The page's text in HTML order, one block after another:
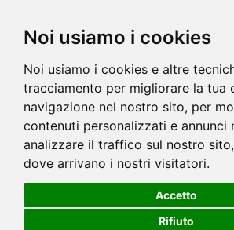
Noi usiamo i cookies
Noi usiamo i cookies e altre
tracciamento per migliorare la tua
navigazione nel nostro sito, per
contenuti personalizzati e annunci
analizzare il traffico sul nostro
dove arrivano i nostri visitatori.
Accetto
Rifiuto